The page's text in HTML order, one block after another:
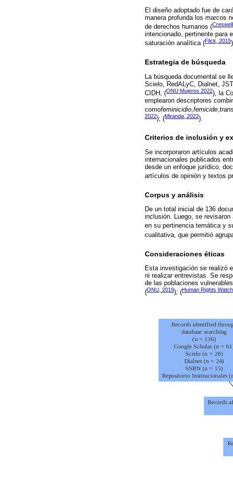
El diseño adoptado fue de
manera profunda los marcos
de derechos humanos (
intencionado, pertinente para
saturación analítica (Flick, 2015
Estrategia de búsqueda
La búsqueda documental se
Scielo, RedALyC, Dialnet,
CIDH, (ONU Mujeres 2022), la
emplearon descriptores
comofeminicidio,femicide,
2022); (Miranda, 2022).
Criterios de inclusión y
Se incorporaron artículos
internacionales publicados
desde un enfoque jurídico,
artículos de opinión y textos
Corpus y análisis
De un total inicial de 136
inclusión. Luego, se
en su pertinencia temática y
cualitativa, que permitió
Consideraciones éticas
Esta investigación se realizó
ni realizar entrevistas. Se
de las poblaciones
(ONU, 2019); (Human Rights